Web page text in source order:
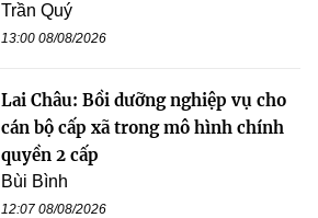
Trần Quý
13:00 08/08/2026
Lai Châu: Bồi dưỡng nghiệp vụ cho
cán bộ cấp xã trong mô hình chính
quyền 2 cấp
Bùi Bình
12:07 08/08/2026